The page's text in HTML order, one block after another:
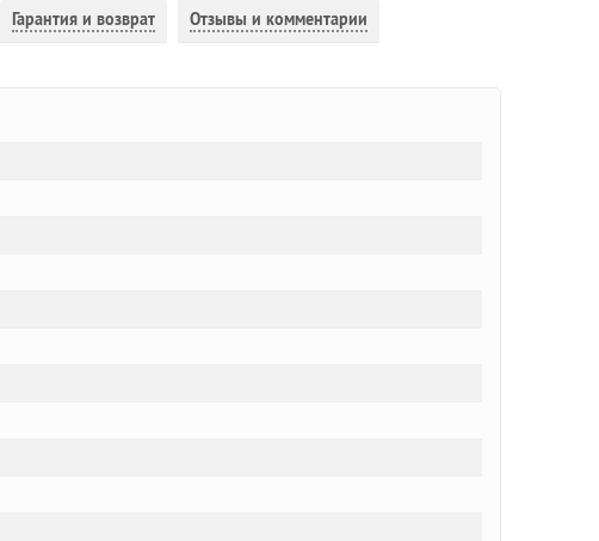
Гарантия и возврат Отзывы и комментарии